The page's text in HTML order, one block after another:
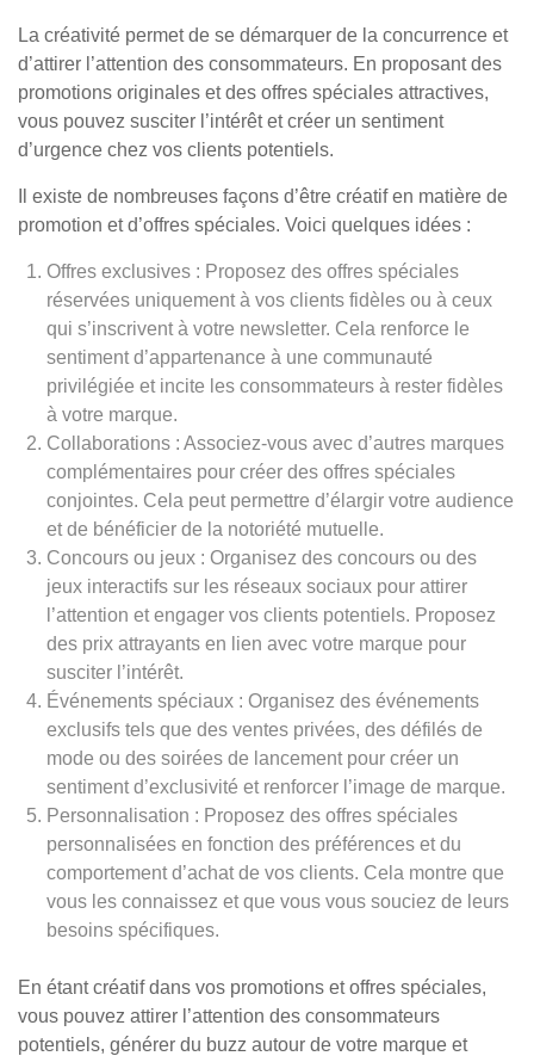
La créativité permet de se démarquer de la concurrence et
d’attirer l’attention des consommateurs. En proposant des
promotions originales et des offres spéciales attractives,
vous pouvez susciter l’intérêt et créer un sentiment
d’urgence chez vos clients potentiels.
Il existe de nombreuses façons d’être créatif en matière de
promotion et d’offres spéciales. Voici quelques idées :
Offres exclusives : Proposez des offres spéciales
réservées uniquement à vos clients fidèles ou à ceux
qui s’inscrivent à votre newsletter. Cela renforce le
sentiment d’appartenance à une communauté
privilégiée et incite les consommateurs à rester fidèles
à votre marque.
Collaborations : Associez-vous avec d’autres marques
complémentaires pour créer des offres spéciales
conjointes. Cela peut permettre d’élargir votre audience
et de bénéficier de la notoriété mutuelle.
Concours ou jeux : Organisez des concours ou des
jeux interactifs sur les réseaux sociaux pour attirer
l’attention et engager vos clients potentiels. Proposez
des prix attrayants en lien avec votre marque pour
susciter l’intérêt.
Événements spéciaux : Organisez des événements
exclusifs tels que des ventes privées, des défilés de
mode ou des soirées de lancement pour créer un
sentiment d’exclusivité et renforcer l’image de marque.
Personnalisation : Proposez des offres spéciales
personnalisées en fonction des préférences et du
comportement d’achat de vos clients. Cela montre que
vous les connaissez et que vous vous souciez de leurs
besoins spécifiques.
En étant créatif dans vos promotions et offres spéciales,
vous pouvez attirer l’attention des consommateurs
potentiels, générer du buzz autour de votre marque et